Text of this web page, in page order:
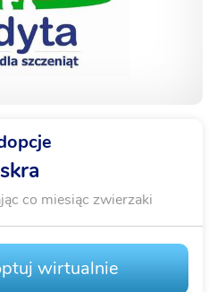
co miesiąc zwierzaki
wirtualnie